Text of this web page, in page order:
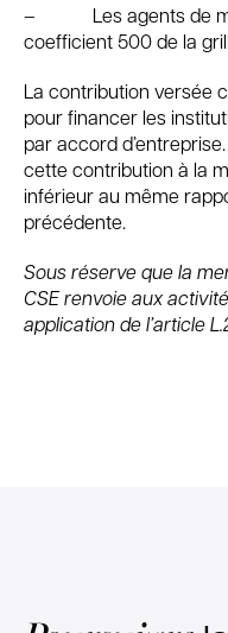
– Les agents de
coefficient 500 de la
La contribution versée
pour financer les
par accord
cette contribution à la
inférieur au même
précédente.
Sous réserve que la
CSE renvoie aux
application de l’article